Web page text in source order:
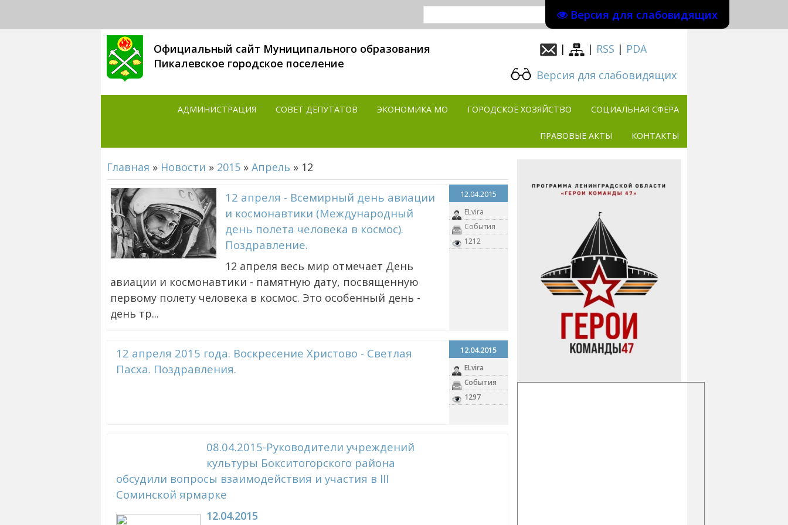
Версия для слабовидящих
Официальный сайт Муниципального образования
Пикалевское городское поселение
| | RSS | PDA
Версия для слабовидящих
АДМИНИСТРАЦИЯ СОВЕТ ДЕПУТАТОВ ЭКОНОМИКА MO ГОРОДСКОЕ ХОЗЯЙСТВО СОЦИАЛЬНАЯ СФЕРА
ПРАВОВЫЕ АКТЫ КОНТАКТЫ
Главная » Новости » 2015 » Апрель » 12
12 апреля - Всемирный день авиации
и космонавтики (Международный
день полета человека в космос).
Поздравление.
12 апреля весь мир отмечает День
авиации и космонавтики - памятную дату, посвященную
первому полету человека в космос. Это особенный день -
день тр...
12.04.2015
ELvira
События
1212
12 апреля 2015 года. Воскресение Христово - Светлая
Пасха. Поздравления.
12.04.2015
ELvira
События
1297
08.04.2015-Руководители учреждений
культуры Бокситогорского района
обсудили вопросы взаимодействия и участия в III
Соминской ярмарке
12.04.2015